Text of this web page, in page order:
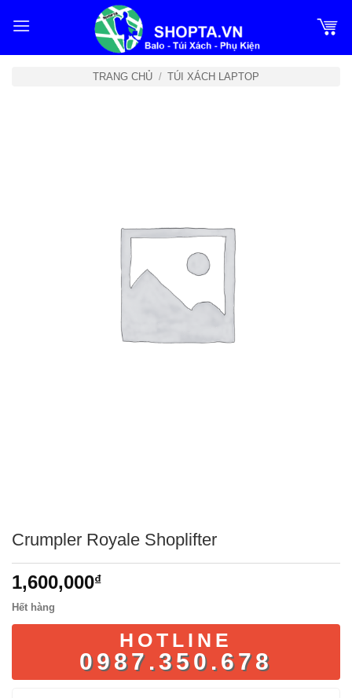
qua
TRANG CHỦ / TÚI XÁCH LAPTOP
Crumpler Royale Shoplifter
1,600,000₫
Hết hàng
HOTLINE
0987.350.678